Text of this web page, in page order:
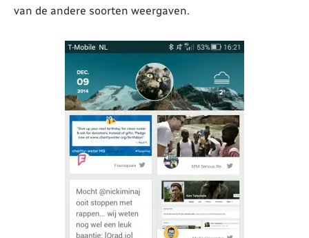
van de andere soorten weergaven.